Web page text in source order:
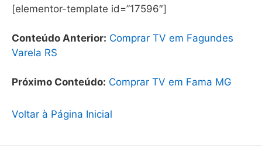
[elementor-template id=”17596″]
Conteúdo Anterior: Comprar TV em Fagundes
Varela RS
Próximo Conteúdo: Comprar TV em Fama MG
Voltar à Página Inicial